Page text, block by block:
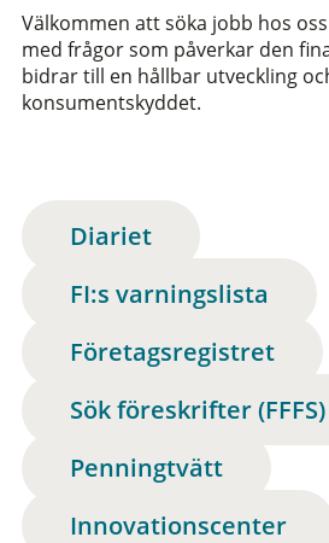
Välkommen att söka jobb hos
med frågor som påverkar den
bidrar till en hållbar utveckling
konsumentskyddet.
Diariet
FI:s varningslista
Företagsregistret
Sök föreskrifter (FFFS)
Penningtvätt
Innovationscenter